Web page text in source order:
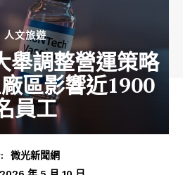
人文旅遊
舉調整營運策略
區影響近1900
員工
微光新聞網